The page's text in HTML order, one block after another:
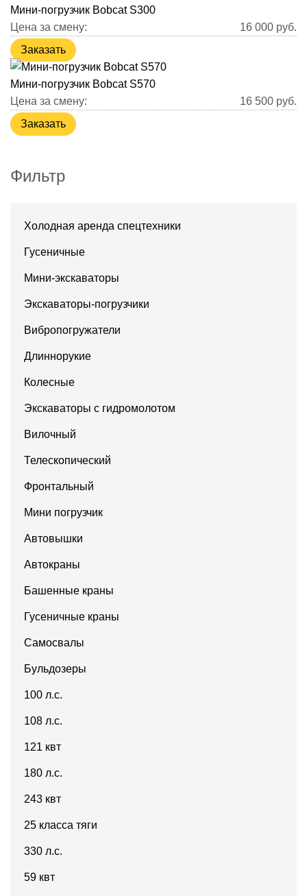
Фильтр
Холодная аренда спецтехники
Гусеничные
Мини-экскаваторы
Экскаваторы-погрузчики
Вибропогружатели
Длиннорукие
Колесные
Экскаваторы с гидромолотом
Вилочный
Телескопический
Фронтальный
Мини погрузчик
Автовышки
Автокраны
Башенные краны
Гусеничные краны
Самосвалы
Бульдозеры
100 л.с.
108 л.с.
121 квт
180 л.с.
243 квт
25 класса тяги
330 л.с.
59 квт
Мини-погрузчик Bobcat S300
Цена за смену:
16 000 руб.
Заказать
Мини-погрузчик Bobcat S570
Цена за смену:
16 500 руб.
Заказать